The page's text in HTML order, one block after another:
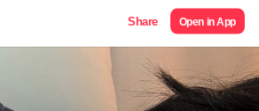
Share Open in App